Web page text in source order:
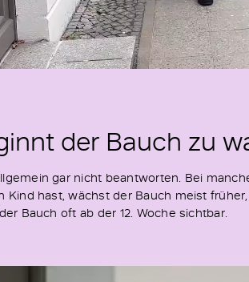
der Bauch zu
gar nicht beantworten. Bei
Kind hast, wächst der Bauch meist
Bauch oft ab der 12. Woche sichtbar.